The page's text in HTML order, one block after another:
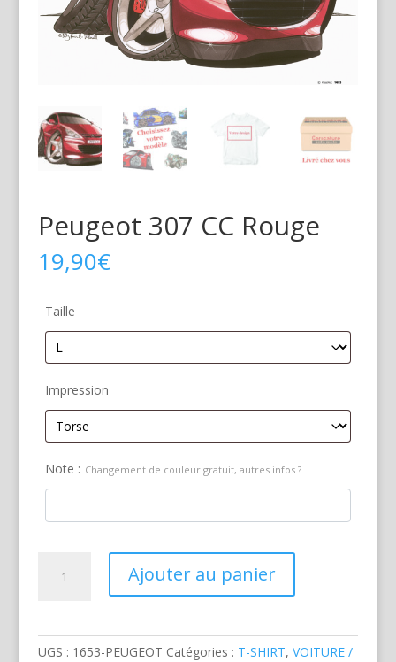
Peugeot 307 CC Rouge
19,90€
Taille
Impression
Note : Changement de couleur gratuit, autres infos ?
Ajouter au panier
UGS : 1653-PEUGEOT Catégories : T-SHIRT, VOITURE /